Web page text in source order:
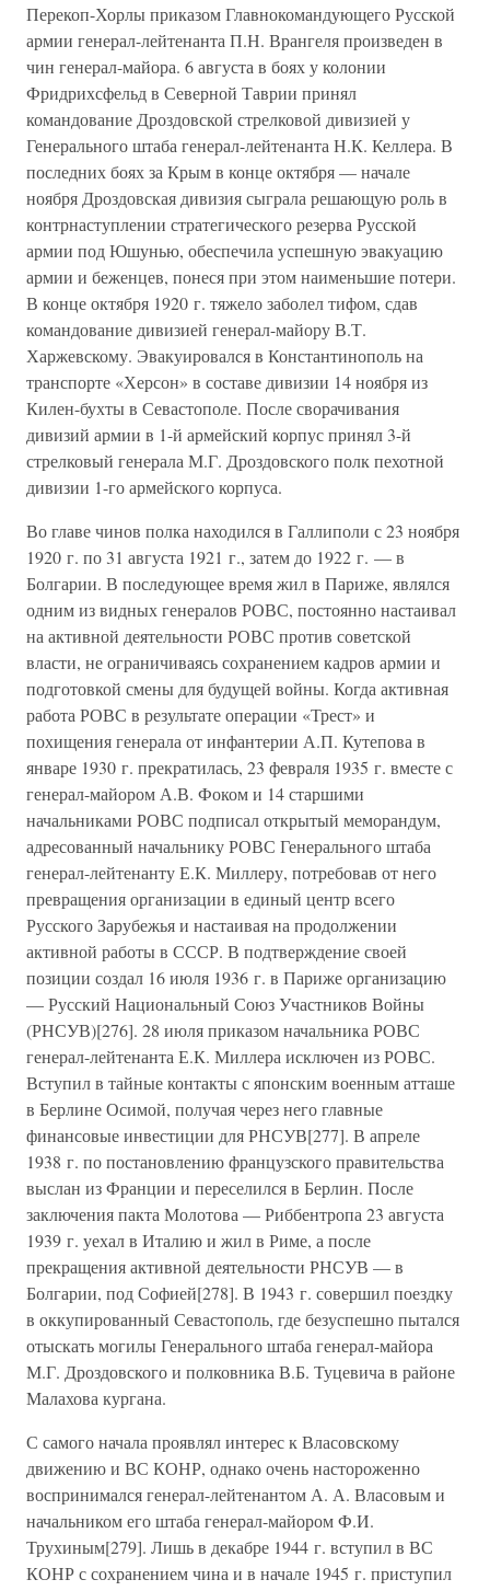
Перекоп-Хорлы приказом Главнокомандующего Русской
армии генерал-лейтенанта П.Н. Врангеля произведен в
чин генерал-майора. 6 августа в боях у колонии
Фридрихсфельд в Северной Таврии принял
командование Дроздовской стрелковой дивизией у
Генерального штаба генерал-лейтенанта Н.К. Келлера. В
последних боях за Крым в конце октября — начале
ноября Дроздовская дивизия сыграла решающую роль в
контрнаступлении стратегического резерва Русской
армии под Юшунью, обеспечила успешную эвакуацию
армии и беженцев, понеся при этом наименьшие потери.
В конце октября 1920 г. тяжело заболел тифом, сдав
командование дивизией генерал-майору В.Т.
Харжевскому. Эвакуировался в Константинополь на
транспорте «Херсон» в составе дивизии 14 ноября из
Килен-бухты в Севастополе. После сворачивания
дивизий армии в 1-й армейский корпус принял 3-й
стрелковый генерала М.Г. Дроздовского полк пехотной
дивизии 1-го армейского корпуса.
Во главе чинов полка находился в Галлиполи с 23 ноября
1920 г. по 31 августа 1921 г., затем до 1922 г. — в
Болгарии. В последующее время жил в Париже, являлся
одним из видных генералов РОВС, постоянно настаивал
на активной деятельности РОВС против советской
власти, не ограничиваясь сохранением кадров армии и
подготовкой смены для будущей войны. Когда активная
работа РОВС в результате операции «Трест» и
похищения генерала от инфантерии А.П. Кутепова в
январе 1930 г. прекратилась, 23 февраля 1935 г. вместе с
генерал-майором А.В. Фоком и 14 старшими
начальниками РОВС подписал открытый меморандум,
адресованный начальнику РОВС Генерального штаба
генерал-лейтенанту Е.К. Миллеру, потребовав от него
превращения организации в единый центр всего
Русского Зарубежья и настаивая на продолжении
активной работы в СССР. В подтверждение своей
позиции создал 16 июля 1936 г. в Париже организацию
— Русский Национальный Союз Участников Войны
(РНСУВ)[276]. 28 июля приказом начальника РОВС
генерал-лейтенанта Е.К. Миллера исключен из РОВС.
Вступил в тайные контакты с японским военным атташе
в Берлине Осимой, получая через него главные
финансовые инвестиции для РНСУВ[277]. В апреле
1938 г. по постановлению французского правительства
выслан из Франции и переселился в Берлин. После
заключения пакта Молотова — Риббентропа 23 августа
1939 г. уехал в Италию и жил в Риме, а после
прекращения активной деятельности РНСУВ — в
Болгарии, под Софией[278]. В 1943 г. совершил поездку
в оккупированный Севастополь, где безуспешно пытался
отыскать могилы Генерального штаба генерал-майора
М.Г. Дроздовского и полковника В.Б. Туцевича в районе
Малахова кургана.
С самого начала проявлял интерес к Власовскому
движению и ВС КОНР, однако очень настороженно
воспринимался генерал-лейтенантом А. А. Власовым и
начальником его штаба генерал-майором Ф.И.
Трухиным[279]. Лишь в декабре 1944 г. вступил в ВС
КОНР с сохранением чина и в начале 1945 г. приступил